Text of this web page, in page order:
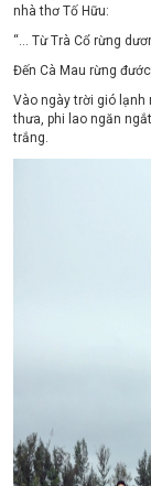
nhà thơ Tố Hữu:
“… Từ Trà Cổ rừng
Đến Cà Mau rừng
Vào ngày trời gió lạnh
thưa, phi lao ngăn
trắng.